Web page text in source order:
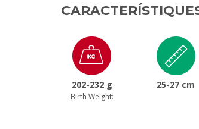
202-232 g
Birth Weight:
25-27 cm